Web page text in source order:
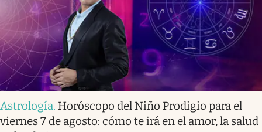
Astrología. Horóscopo del Niño Prodigio para el
viernes 7 de agosto: cómo te irá en el amor, la salud